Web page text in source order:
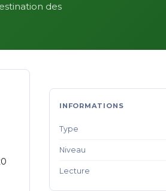
des
INFORMATIONS
Type
Niveau
Lecture